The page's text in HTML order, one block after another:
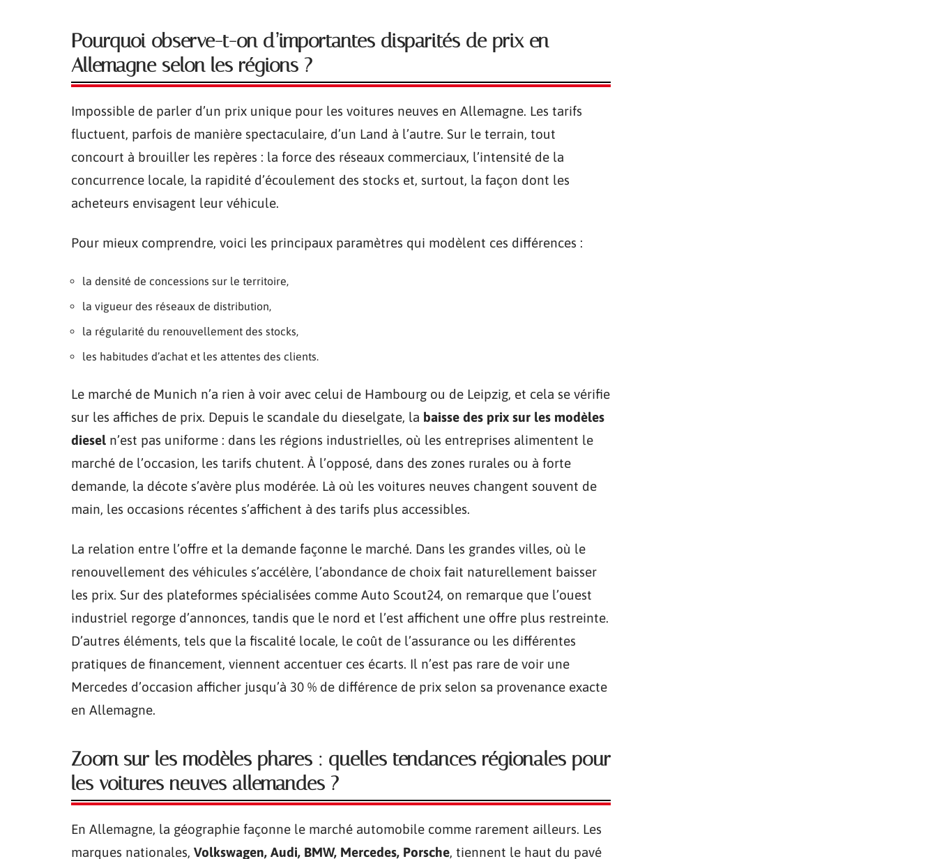
Pourquoi observe-t-on d’importantes disparités de prix en
Allemagne selon les régions ?
Impossible de parler d’un prix unique pour les voitures neuves en Allemagne. Les tarifs
fluctuent, parfois de manière spectaculaire, d’un Land à l’autre. Sur le terrain, tout
concourt à brouiller les repères : la force des réseaux commerciaux, l’intensité de la
concurrence locale, la rapidité d’écoulement des stocks et, surtout, la façon dont les
acheteurs envisagent leur véhicule.
Pour mieux comprendre, voici les principaux paramètres qui modèlent ces différences :
la densité de concessions sur le territoire,
la vigueur des réseaux de distribution,
la régularité du renouvellement des stocks,
les habitudes d’achat et les attentes des clients.
Le marché de Munich n’a rien à voir avec celui de Hambourg ou de Leipzig, et cela se vérifie
sur les affiches de prix. Depuis le scandale du dieselgate, la baisse des prix sur les modèles
diesel n’est pas uniforme : dans les régions industrielles, où les entreprises alimentent le
marché de l’occasion, les tarifs chutent. À l’opposé, dans des zones rurales ou à forte
demande, la décote s’avère plus modérée. Là où les voitures neuves changent souvent de
main, les occasions récentes s’affichent à des tarifs plus accessibles.
La relation entre l’offre et la demande façonne le marché. Dans les grandes villes, où le
renouvellement des véhicules s’accélère, l’abondance de choix fait naturellement baisser
les prix. Sur des plateformes spécialisées comme Auto Scout24, on remarque que l’ouest
industriel regorge d’annonces, tandis que le nord et l’est affichent une offre plus restreinte.
D’autres éléments, tels que la fiscalité locale, le coût de l’assurance ou les différentes
pratiques de financement, viennent accentuer ces écarts. Il n’est pas rare de voir une
Mercedes d’occasion afficher jusqu’à 30 % de différence de prix selon sa provenance exacte
en Allemagne.
Zoom sur les modèles phares : quelles tendances régionales pour
les voitures neuves allemandes ?
En Allemagne, la géographie façonne le marché automobile comme rarement ailleurs. Les
marques nationales, Volkswagen, Audi, BMW, Mercedes, Porsche, tiennent le haut du pavé